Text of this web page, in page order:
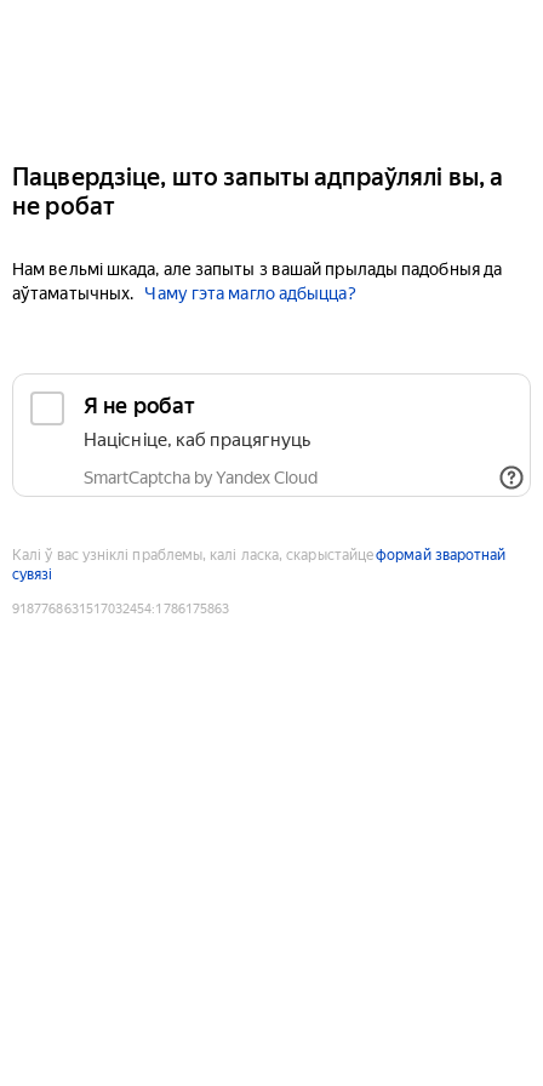
Пацвердзіце, што запыты адпраўлялі вы, а
не робат
Нам вельмі шкада, але запыты з вашай прылады падобныя да
аўтаматычных.
Чаму гэта магло адбыцца?
Я не робат
Націсніце, каб працягнуць
SmartCaptcha by Yandex Cloud
Калі ў вас узніклі праблемы, калі ласка, скарыстайцеформай зваротнай
сувязі
9187768631517032454:1786175863